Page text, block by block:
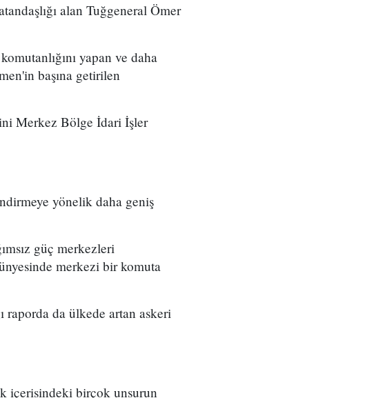
alan Tuğgeneral Ömer
yapan ve daha
başına getirilen
Merkez Bölge İdari İşler
yönelik daha geniş
güç merkezleri
merkezi bir komuta
raporda da ülkede artan askeri
içerisindeki birçok unsurun